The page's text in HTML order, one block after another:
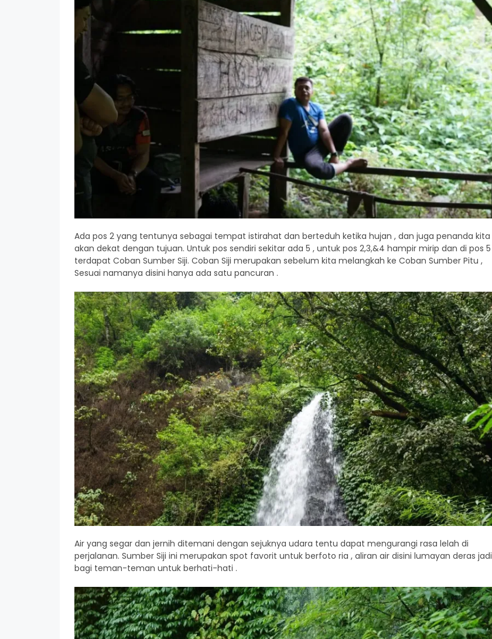
Ada pos 2 yang tentunya sebagai tempat istirahat dan berteduh ketika hujan , dan juga penanda kita
akan dekat dengan tujuan. Untuk pos sendiri sekitar ada 5 , untuk pos 2,3,&4 hampir mirip dan di pos 5
terdapat Coban Sumber Siji. Coban Siji merupakan sebelum kita melangkah ke Coban Sumber Pitu ,
Sesuai namanya disini hanya ada satu pancuran .
Air yang segar dan jernih ditemani dengan sejuknya udara tentu dapat mengurangi rasa lelah di
perjalanan. Sumber Siji ini merupakan spot favorit untuk berfoto ria , aliran air disini lumayan deras jadi
bagi teman-teman untuk berhati-hati .